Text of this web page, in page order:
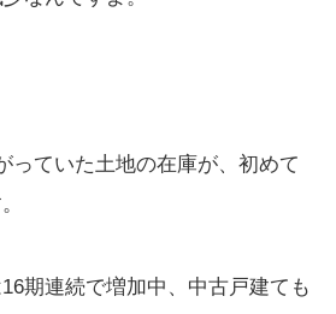
っていた土地の在庫が、初めて
期連続で増加中、中古戸建ても